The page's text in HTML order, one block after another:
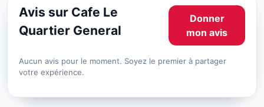
Avis sur Cafe Le
Quartier General
Donner
mon avis
Aucun avis pour le moment. Soyez le premier à partager
votre expérience.